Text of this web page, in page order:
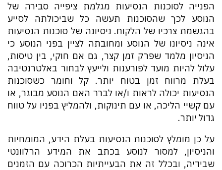
הפנייה לסוכנות הנסיעות מגלמת ציפייה סבירה של
הנוסע לכך שהסוכנות תעשה כל שביכולתה לסייע
בהגשמת צרכיו של הלקוח. ניסיונה של סוכנות הנסיעות
אינה ניסיונו של הנוסע ומחובתה לציין בפני הנוסע כי
הניסיון מלמד שפרק זמן קצר, גם אם חוקי, בין טיסות,
עלול להיות מועד לפורענות ולייעץ לבחור באלטרנטיבה
בעלת מרווח זמן בטוח יותר. קל וחומר כשסוכנות
הנסיעות יכולה לראות ו/או לברר האם הנוסע מבוגר, או
עם קשיי הליכה, או עם תינוקות, ולהמליץ בפניו על טווח
גדול יותר.
על כן מומלץ לסוכנות הנסיעות בעלת הידע, המומחיות
והניסיון, למסור לנוסע בכתב את המידע הרלוונטי
שבידיה, ובכלל זה את הבעייתיות הכרוכה עם הזמנים